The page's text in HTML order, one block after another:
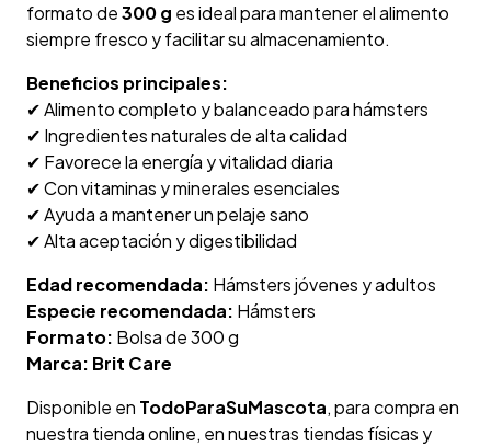
formato de300 g es ideal para mantener el alimento
siempre fresco y facilitar su almacenamiento.
Beneficios principales:
✔ Alimento completo y balanceado para hámsters
✔ Ingredientes naturales de alta calidad
✔ Favorece la energía y vitalidad diaria
✔ Con vitaminas y minerales esenciales
✔ Ayuda a mantener un pelaje sano
✔ Alta aceptación y digestibilidad
Edad recomendada: Hámsters jóvenes y adultos
Especie recomendada: Hámsters
Formato: Bolsa de 300 g
Marca: Brit Care
Disponible en TodoParaSuMascota, para compra en
nuestra tienda online, en nuestras tiendas físicas y